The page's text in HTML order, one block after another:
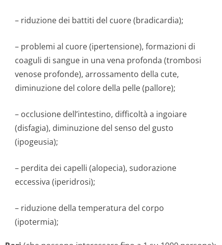
– riduzione dei battiti del cuore (bradicardia);
– problemi al cuore (ipertensione), formazioni di
coaguli di sangue in una vena profonda (trombosi
venose profonde), arrossamento della cute,
diminuzione del colore della pelle (pallore);
– occlusione dell’intestino, difficoltà a ingoiare
(disfagia), diminuzione del senso del gusto
(ipogeusia);
– perdita dei capelli (alopecia), sudorazione
eccessiva (iperidrosi);
– riduzione della temperatura del corpo
(ipotermia);